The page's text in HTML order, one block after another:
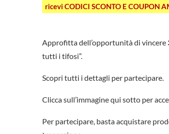
ricevi CODICI SCONTO E COUPON
Approfitta dell’opportunità di vincere
tutti i tifosi”.
Scopri tutti i dettagli per partecipare.
Clicca sull’immagine qui sotto per
Per partecipare, basta acquistare